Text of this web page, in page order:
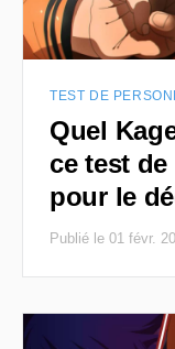
TEST DE
Quel
ce test
pour le
Publié le 01 févr.